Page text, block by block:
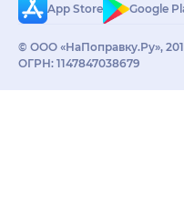
App Store
Google
© ООО «НаПоправку.Ру»,
ОГРН: 1147847038679